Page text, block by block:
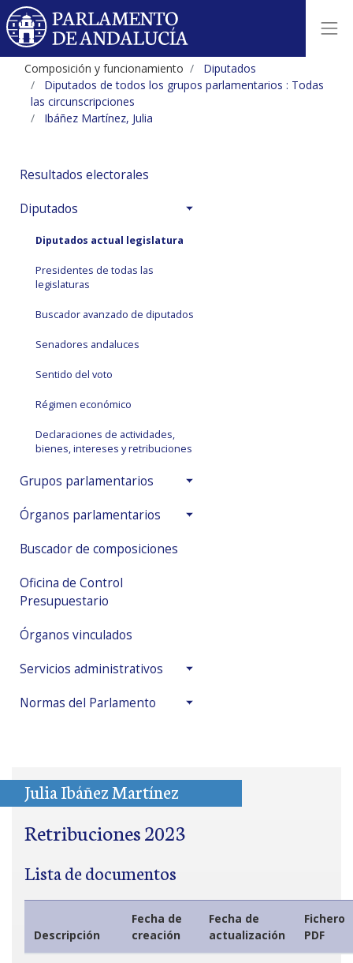
Composición y funcionamiento
Diputados
Diputados de todos los grupos parlamentarios : Todas
las circunscripciones
Ibáñez Martínez, Julia
Resultados electorales
Diputados
Diputados actual legislatura
Presidentes de todas las
legislaturas
Buscador avanzado de diputados
Senadores andaluces
Sentido del voto
Régimen económico
Declaraciones de actividades,
bienes, intereses y retribuciones
Grupos parlamentarios
Órganos parlamentarios
Buscador de composiciones
Oficina de Control
Presupuestario
Órganos vinculados
Servicios administrativos
Normas del Parlamento
Julia Ibáñez Martínez
Retribuciones 2023
Lista de documentos
Descripción
Fecha de
creación
Fecha de
actualización
Fichero
PDF